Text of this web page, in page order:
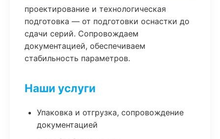
проектирование и технологическая
подготовка — от подготовки оснастки до
сдачи серий. Сопровождаем
документацией, обеспечиваем
стабильность параметров.
Наши услуги
Упаковка и отгрузка, сопровождение
документацией